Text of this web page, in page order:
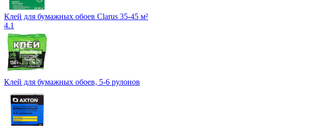
Клей для бумажных обоев Clarus 35-45 м²
4.1
Клей для бумажных обоев, 5-6 рулонов